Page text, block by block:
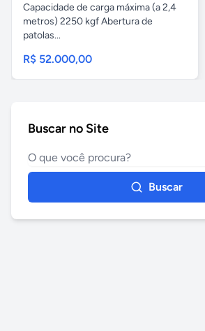
Capacidade de carga máxima (a 2,4
metros) 2250 kgf Abertura de
patolas...
R$ 52.000,00
Buscar no Site
Buscar